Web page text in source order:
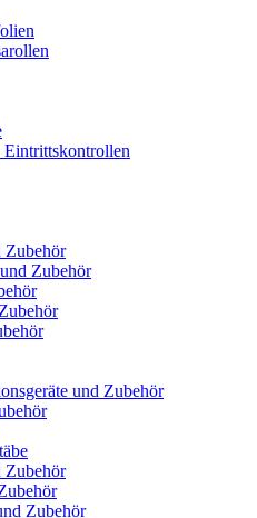
Zubehör
Zubehör
und Zubehör
Zubehör
Zubehör